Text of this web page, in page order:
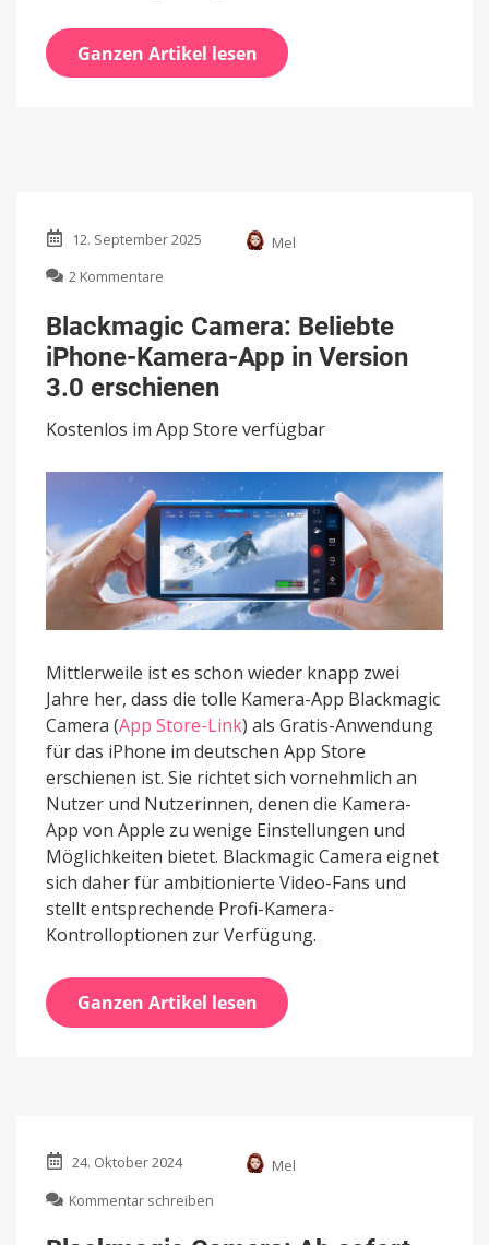
Ganzen Artikel lesen
12. September 2025
Mel
2 Kommentare
Camera:
Beliebte
iPhone-
Kamera-
App
in
Version
erschienen
Blackmagic Camera: Beliebte
iPhone-Kamera-App in Version
3.0 erschienen
Kostenlos im App Store verfügbar
Mittlerweile ist es schon wieder knapp zwei
Jahre her, dass die tolle Kamera-App Blackmagic
Camera (App Store-Link) als Gratis-Anwendung
für das iPhone im deutschen App Store
erschienen ist. Sie richtet sich vornehmlich an
Nutzer und Nutzerinnen, denen die Kamera-
App von Apple zu wenige Einstellungen und
Möglichkeiten bietet. Blackmagic Camera eignet
sich daher für ambitionierte Video-Fans und
stellt entsprechende Profi-Kamera-
Kontrolloptionen zur Verfügung.
Ganzen Artikel lesen
24. Oktober 2024
Mel
Kommentar schreiben